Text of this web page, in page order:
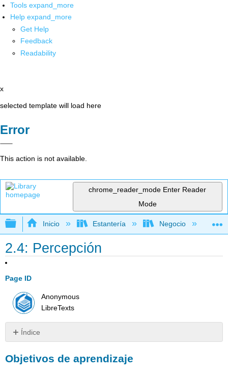
Tools expand_more
Help expand_more
Get Help
Feedback
Readability
x
selected template will load here
Error
This action is not available.
chrome_reader_mode Enter Reader
Mode
Expandir/contraer jerarquía global
Inicio Estantería Negocio
2.4: Percepción
Page ID
Anonymous
LibreTexts
Índice
de
aprendizaje
Objetivos de aprendizaje